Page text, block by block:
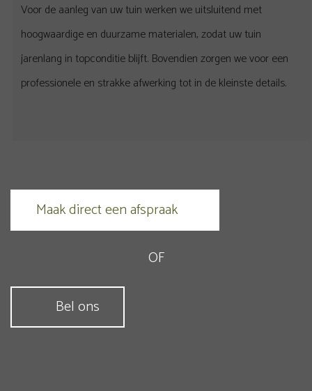
Voor de aanleg van uw tuin werken we uitsluitend met
hoogwaardige en duurzame materialen, zodat uw tuin
jarenlang in topconditie blijft. Bovendien zorgen we voor een
professionele en strakke afwerking tot in de kleinste details.
Maak direct een afspraak
OF
Bel ons